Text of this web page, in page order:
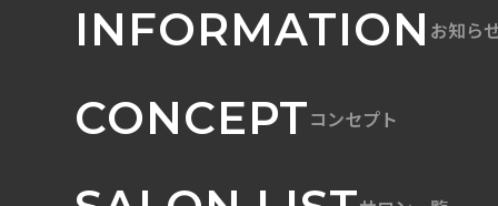
INFORMATION お知ら
CONCEPTコンセプト